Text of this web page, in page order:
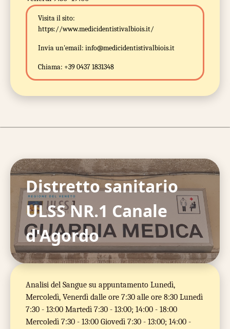
Visita il sito:
https://www.medicidentistivalbiois.it/
Invia un'email: info@medicidentistivalbiois.it
Chiama: +39 0437 1831348
Distretto sanitario
ULSS NR.1 Canale
d'Agordo
Analisi del Sangue su appuntamento Lunedì,
Mercoledì, Venerdì dalle ore 7:30 alle ore 8:30 Lunedì
7:30 - 13:00 Martedì 7:30 - 13:00; 14:00 - 18:00
Mercoledì 7:30 - 13:00 Giovedì 7:30 - 13:00; 14:00 -